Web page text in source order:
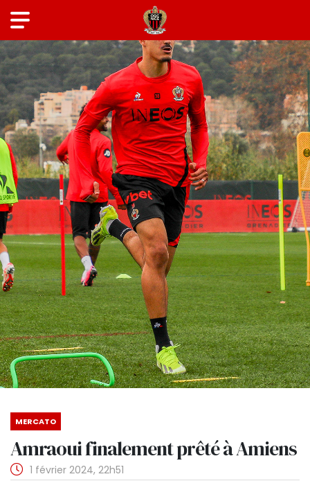
MERCATO
Amraoui finalement prêté à Amiens
1 février 2024, 22h51